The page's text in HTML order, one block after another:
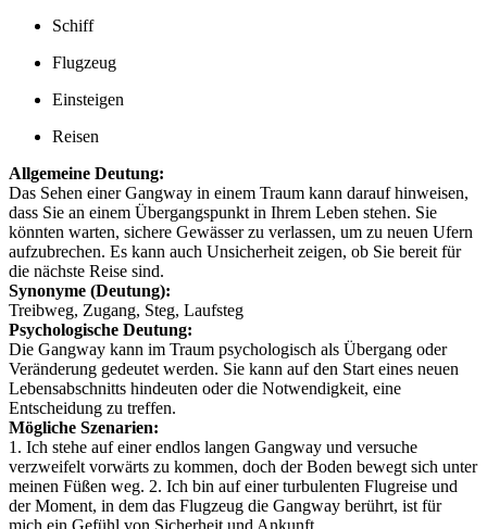
Schiff
Flugzeug
Einsteigen
Reisen
Allgemeine Deutung:
Das Sehen einer Gangway in einem Traum kann darauf hinweisen,
dass Sie an einem Übergangspunkt in Ihrem Leben stehen. Sie
könnten warten, sichere Gewässer zu verlassen, um zu neuen Ufern
aufzubrechen. Es kann auch Unsicherheit zeigen, ob Sie bereit für
die nächste Reise sind.
Synonyme (Deutung):
Treibweg, Zugang, Steg, Laufsteg
Psychologische Deutung:
Die Gangway kann im Traum psychologisch als Übergang oder
Veränderung gedeutet werden. Sie kann auf den Start eines neuen
Lebensabschnitts hindeuten oder die Notwendigkeit, eine
Entscheidung zu treffen.
Mögliche Szenarien:
1. Ich stehe auf einer endlos langen Gangway und versuche
verzweifelt vorwärts zu kommen, doch der Boden bewegt sich unter
meinen Füßen weg. 2. Ich bin auf einer turbulenten Flugreise und
der Moment, in dem das Flugzeug die Gangway berührt, ist für
mich ein Gefühl von Sicherheit und Ankunft.